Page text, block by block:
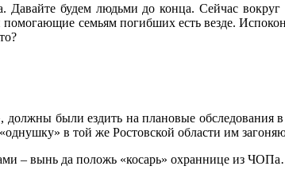
будем людьми до конца. Сейчас
семьям погибших есть везде.
были ездить на плановые обследования
в той же Ростовской области им
– вынь да положь «косарь» охраннице из